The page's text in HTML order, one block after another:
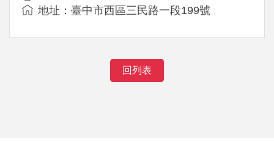
地址：臺中市西區三民路一段199號
回列表